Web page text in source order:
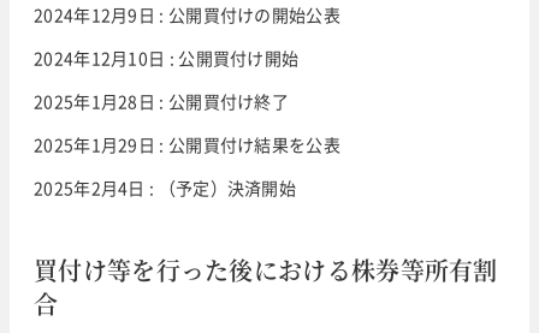
2024年12月9日 : 公開買付けの開始公表
2024年12月10日 : 公開買付け開始
2025年1月28日 : 公開買付け終了
2025年1月29日 : 公開買付け結果を公表
2025年2月4日 : （予定）決済開始
買付け等を行った後における株券等所有割
合